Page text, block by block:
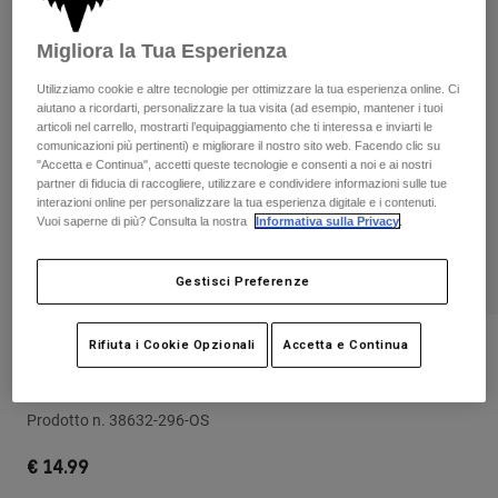
Pantaloni
Pantaloncini
Giacche
Guanti
Protezioni
Maschere
Calze
Accessori
Guanti
Giacche
Protezioni
Borse e accessori
Parti di ricambio
Camicie
Donna
T-shirt
Bambini
Protezioni
Maschere
Calze
Vedi tutto
Moto
Caschi
Maglie​
Pantaloni
Protezioni
Maschere
Borraccia per bici Podium Worldwide
da 620 ml
Prodotto n. 38632-296-OS
€ 14.99
Migliora la Tua Esperienza
Utilizziamo cookie e altre tecnologie per ottimizzare la tua esperienza online. Ci
aiutano a ricordarti, personalizzare la tua visita (ad esempio, mantener i tuoi
articoli nel carrello, mostrarti l’equipaggiamento che ti interessa e inviarti le
comunicazioni più pertinenti) e migliorare il nostro sito web. Facendo clic su
"Accetta e Continua", accetti queste tecnologie e consenti a noi e ai nostri
partner di fiducia di raccogliere, utilizzare e condividere informazioni sulle tue
interazioni online per personalizzare la tua esperienza digitale e i contenuti.
Vuoi saperne di più? Consulta la nostra
Informativa sulla Privacy
Gestisci Preferenze
Rifiuta i Cookie Opzionali Accetta e Continua